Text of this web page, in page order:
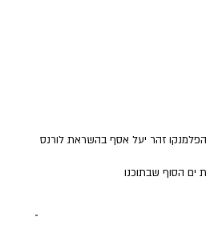
זהר יעל אסף בהשראת לורנס
ים הסוף שבתוכנו